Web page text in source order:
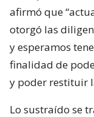
afirmó que
otorgó las
y esperamos
finalidad de
y poder restituir
Lo sustraído se